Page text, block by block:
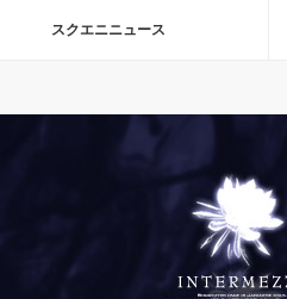
スクエニニュース